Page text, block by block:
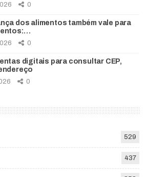
0
dos alimentos também vale para
0
digitais para consultar CEP,
0
529
437